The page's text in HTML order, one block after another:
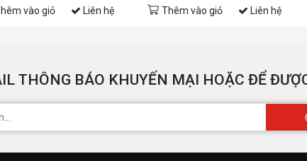
vào giỏ Liên hệ Thêm vào giỏ Liên hệ
THÔNG BÁO KHUYẾN MẠI HOẶC ĐỂ